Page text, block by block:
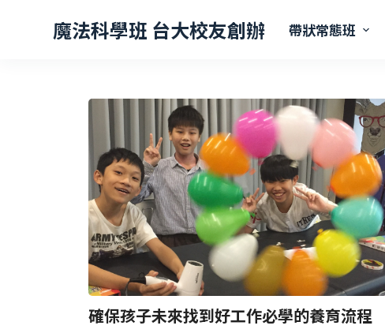
魔法科學班 台大校友創辦 帶狀常態班
確保孩子未來找到好工作必學的養育流程